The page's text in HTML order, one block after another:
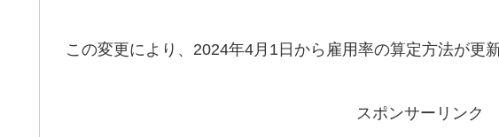
この変更により、2024年4月1日から雇用率の算定方法が更
スポンサーリンク